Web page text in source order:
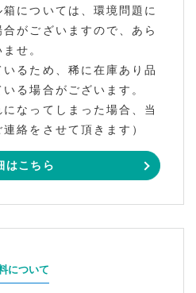
については、環境問題に
がございますので、あら
せ。
るため、稀に在庫あり品
る場合がございます。
になってしまった場合、当
絡をさせて頂きます）
はこちら
について